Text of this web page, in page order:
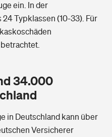
ein. In der
Typklassen (10-33). Für
34.000
in Deutschland kann über
Versicherer